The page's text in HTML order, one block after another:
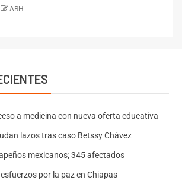
ARH
a medicina con nueva oferta educativa
lazos tras caso Betssy Chávez
mexicanos; 345 afectados
por la paz en Chiapas